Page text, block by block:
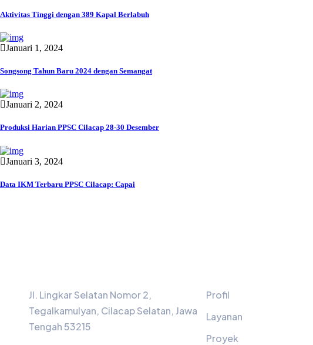
Aktivitas Tinggi dengan 389 Kapal Berlabuh
Januari 1, 2024
Songsong Tahun Baru 2024 dengan Semangat
Januari 2, 2024
Produksi Harian PPSC Cilacap 28-30 Desember
Januari 3, 2024
Data IKM Terbaru PPSC Cilacap: Capai
Jl. Lingkar Selatan Nomor 2,
Tegalkamulyan, Cilacap Selatan, Jawa
Tengah 53215
Profil
Layanan
Proyek